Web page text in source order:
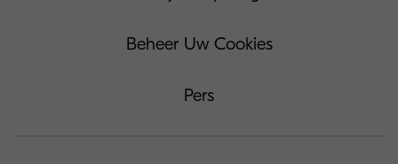
Beheer Uw Cookies
Pers